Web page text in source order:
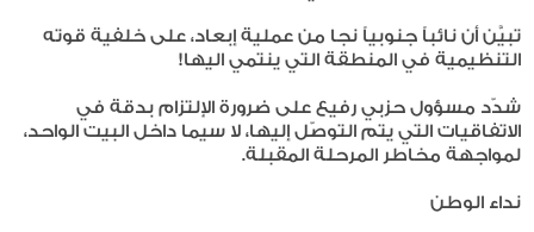
تبيَّن أن نائباً جنوبياً نجا من عملية إبعاد، على خلفية قوته
التنظيمية في المنطقة التي ينتمي اليها!
شدّد مسؤول حزبي رفيع على ضرورة الإلتزام بدقة في
الاتفاقيات التي يتم التوصّل إليها، لا سيما داخل البيت الواحد،
لمواجهة مخاطر المرحلة المقبلة.
نداء الوطن